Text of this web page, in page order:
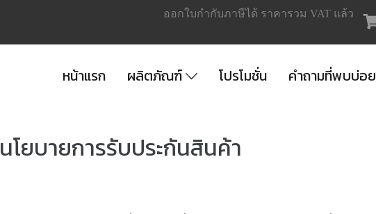
ออกใบกำกับภาษีได้ ราคารวม VAT แล้ว
หน้าแรก ผลิตภัณฑ์ โปรโมชั่น คำถามที่พบบ่อย
นโยบายการรับประกันสินค้า